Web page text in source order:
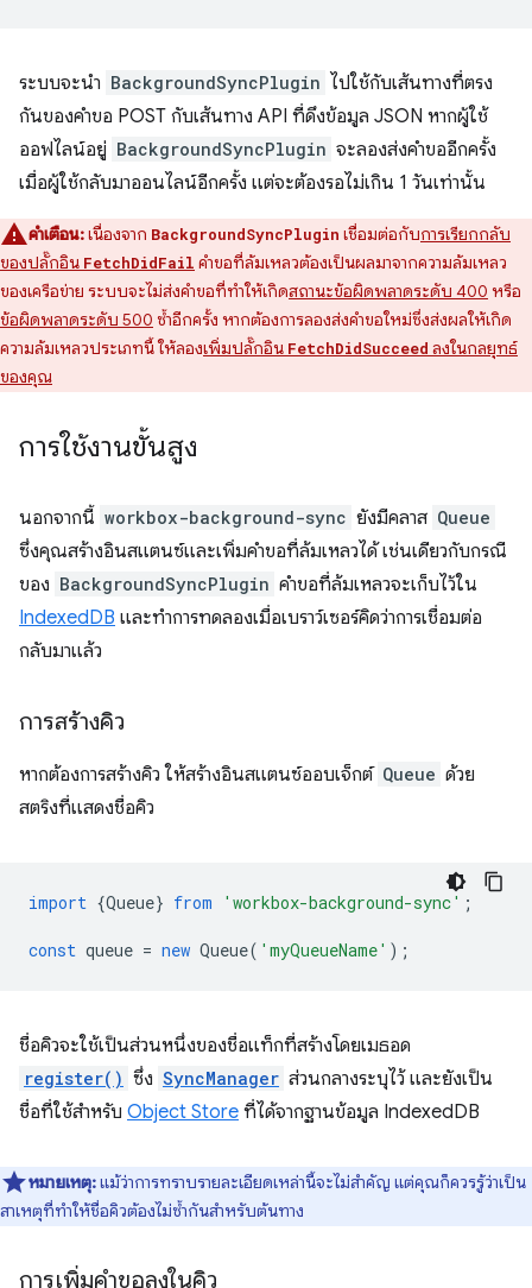
ระบบจะนำ BackgroundSyncPlugin ไปใช้กับเส้นทางที่ตรง
กันของคำขอ POST กับเส้นทาง API ที่ดึงข้อมูล JSON หากผู้ใช้
ออฟไลน์อยู่ BackgroundSyncPlugin จะลองส่งคำขออีกครั้ง
เมื่อผู้ใช้กลับมาออนไลน์อีกครั้ง แต่จะต้องรอไม่เกิน 1 วันเท่านั้น
คำเตือน:เนื่องจาก BackgroundSyncPlugin เชื่อมต่อกับการเรียกกลับ
ของปลั๊กอิน FetchDidFail คำขอที่ล้มเหลวต้องเป็นผลมาจากความล้มเหลว
ของเครือข่าย ระบบจะไม่ส่งคำขอที่ทำให้เกิดสถานะข้อผิดพลาดระดับ 400 หรือ
ข้อผิดพลาดระดับ 500 ซ้ำอีกครั้ง หากต้องการลองส่งคำขอใหม่ซึ่งส่งผลให้เกิด
ความล้มเหลวประเภทนี้ ให้ลองเพิ่มปลั๊กอิน FetchDidSucceed ลงในกลยุทธ์
ของคุณ
การใช้งานขั้นสูง
นอกจากนี้ workbox-background-sync ยังมีคลาส Queue
ซึ่งคุณสร้างอินสแตนซ์และเพิ่มคำขอที่ล้มเหลวได้ เช่นเดียวกับกรณี
ของ BackgroundSyncPlugin คำขอที่ล้มเหลวจะเก็บไว้ใน
IndexedDB และทำการทดลองเมื่อเบราว์เซอร์คิดว่าการเชื่อมต่อ
กลับมาแล้ว
การสร้างคิว
หากต้องการสร้างคิว ให้สร้างอินสแตนซ์ออบเจ็กต์ Queue ด้วย
สตริงที่แสดงชื่อคิว
import {Queue} from 'workbox-background-sync' ;
const queue = new Queue( 'myQueueName' );
ชื่อคิวจะใช้เป็นส่วนหนึ่งของชื่อแท็กที่สร้างโดยเมธอด
register() ซึ่ง SyncManager ส่วนกลางระบุไว้ และยังเป็น
ชื่อที่ใช้สำหรับ Object Store ที่ได้จากฐานข้อมูล IndexedDB
หมายเหตุ:แม้ว่าการทราบรายละเอียดเหล่านี้จะไม่สำคัญ แต่คุณก็ควรรู้ว่าเป็น
สาเหตุที่ทำให้ชื่อคิวต้องไม่ซ้ำกันสำหรับต้นทาง
การเพิ่มคำขอลงในคิว